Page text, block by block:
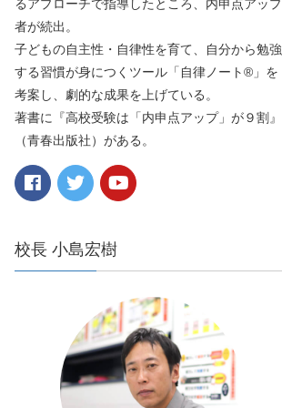
るアプローチで指導したところ、内申点アップ
者が続出。
子どもの自主性・自律性を育て、自分から勉強
する習慣が身につくツール「自律ノート®️」を
考案し、劇的な成果を上げている。
著書に『高校受験は「内申点アップ」が９割』
（青春出版社）がある。
校長 小島宏樹